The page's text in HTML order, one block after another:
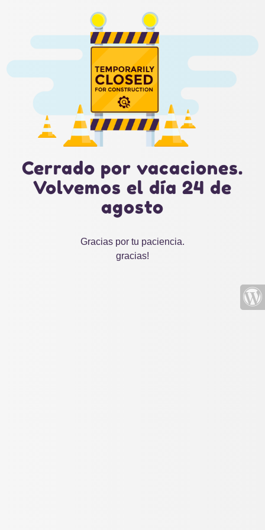
Cerrado por vacaciones.
Volvemos el día 24 de
agosto
Gracias por tu paciencia.
gracias!